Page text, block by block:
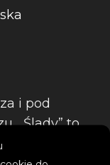
i pod
„Ślady” to
pulsu z